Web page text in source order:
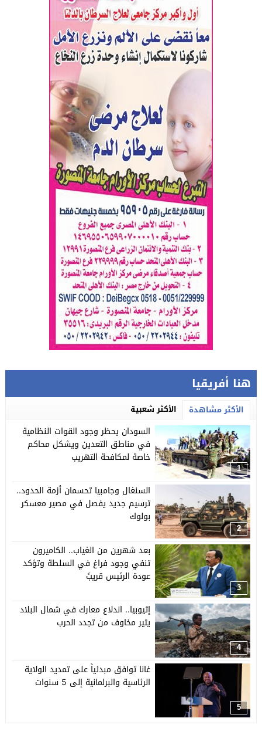
هنا أفريقيا
الأكثر مشاهدة الأكثر شعبية
1
السودان يحظر وجود القوات النظامية
في مناطق التعدين ويشكل محاكم
خاصة لمكافحة التهريب
2
السنغال وجامبيا تحسمان أزمة الحدود..
ترسيم جديد يفصل في مصير معسكر
بولوك
3
بعد شهرين من الغياب.. الكاميرون
تنفي وجود فراغ في السلطة وتؤكد
عودة الرئيس قريبً
4
إثيوبيا.. اندلاع معارك في شمال البلاد
يثير مخاوف من تجدد الحرب
5
غانا توافق مبدئياً على تمديد الولاية
الرئاسية والبرلمانية إلى 5 سنوات